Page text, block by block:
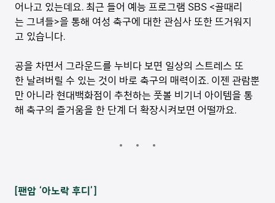
어나고 있는데요. 최근 들어 예능 프로그램 SBS <골때리
는 그녀들>을 통해 여성 축구에 대한 관심사 또한 뜨거워지
고 있습니다.
공을 차면서 그라운드를 누비다 보면 일상의 스트레스 또
한 날려버릴 수 있는 것이 바로 축구의 매력이죠. 이젠 관람뿐
만 아니라 현대백화점이 추천하는 풋볼 비기너 아이템을 통
해 축구의 즐거움을 한 단계 더 확장시켜보면 어떨까요.
[팬암 ‘아노락 후디’]